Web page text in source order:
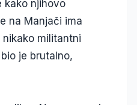
kako njihovo
na Manjači ima
militantni
je brutalno,